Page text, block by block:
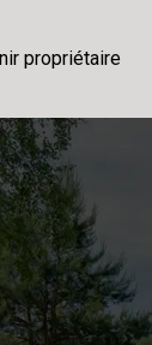
propriétaire